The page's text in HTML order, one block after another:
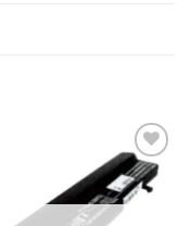
Añadir
a la
lista de